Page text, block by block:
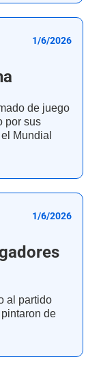
1/6/2026
de juego
por sus
Mundial
1/6/2026
al partido
de